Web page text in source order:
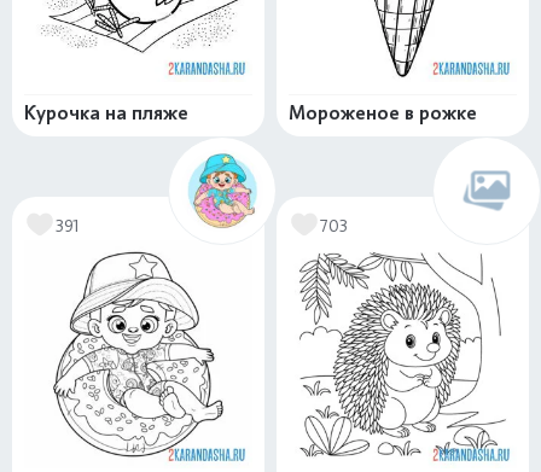
Курочка на пляже Мороженое в рожке
391 703